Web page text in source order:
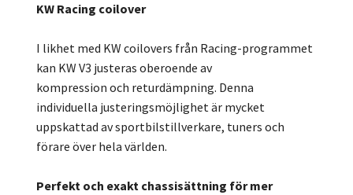
KW Racing coilover
I likhet med KW coilovers från Racing-programmet
kan KW V3 justeras oberoende av
kompression och returdämpning. Denna
individuella justeringsmöjlighet är mycket
uppskattad av sportbilstillverkare, tuners och
förare över hela världen.
Perfekt och exakt chassisättning för mer